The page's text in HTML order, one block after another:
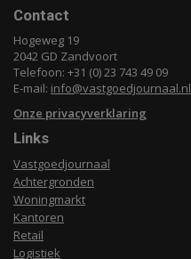
Contact
Hogeweg 19
2042 GD Zandvoort
Telefoon: +31 (0) 23 743 49 09
E-mail: info@vastgoedjournaal.nl
Onze privacyverklaring
Links
Vastgoedjournaal
Achtergronden
Woningmarkt
Kantoren
Retail
Logistiek